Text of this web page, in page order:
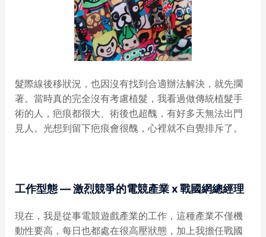
髮際線後移狀況，也因沒有找到合適辦法解決，就先擱
著。當時真的完全沒有考慮植髮，我看過做傳統植髮手
術的人，疤痕都很大、術後也超醜，有好多天無法出門
見人。光想到留下疤痕會很醜，心裡就不自覺排斥了。
工作型態 — 激烈競爭的電競產業 x 戰國網總經理
現在，我是從事電競遊戲產業的工作，這種產業不僅機
動性要高，每日也都處在很高壓狀態，加上我擔任戰國